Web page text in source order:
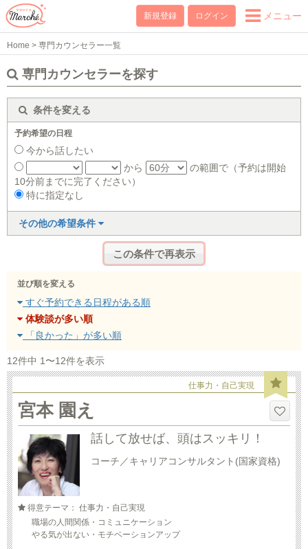
新規登録 ログイン メニュー
Home > 専門カウンセラー一覧
専門カウンセラーを探す
条件を変える
予約希望の日程
今から話したい
から
の範囲で（予約は開始
10分前までに完了ください）
特に指定なし
その他の希望条件
並び順を変える
すぐ予約できる日程がある順
体験談が多い順
「良かった」が多い順
12件中 1〜12件を表示
仕事力・自己実現
宮本 園え
話して放せば、頭はスッキリ！
コーチ／キャリアコンサルタント(国家資格)
得意テーマ： 仕事力・自己実現
職場の人間関係・コミュニケーション
やる気が出ない・モチベーションアップ